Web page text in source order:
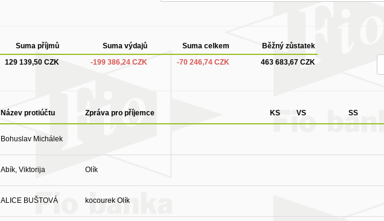
Suma příjmů Suma výdajů Suma celkem
Běžný zůstatek
129 139,50 CZK -199 386,24 CZK -70 246,74 CZK 463 683,67 CZK
Název protiúčtu Zpráva pro příjemce KS VS SS
Bohuslav Michálek
Abík, Viktorija Olík
ALICE BUŠTOVÁ kocourek Olík